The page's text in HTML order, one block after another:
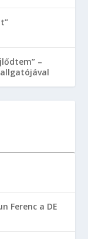
–
Ferenc a DE